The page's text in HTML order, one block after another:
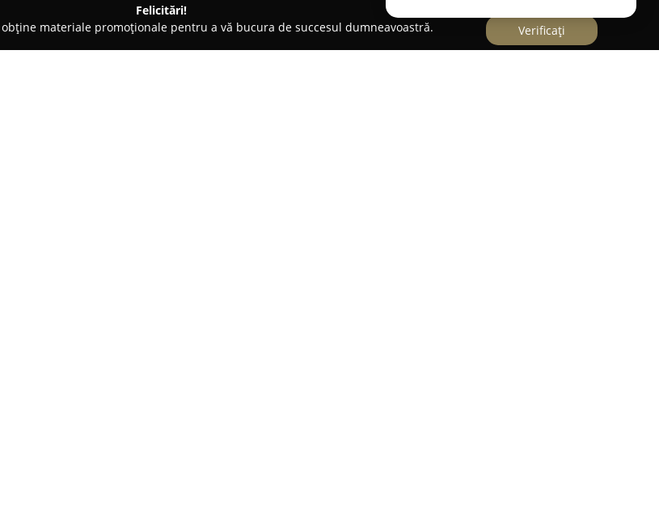
Felicitări!
materiale promoționale pentru a vă bucura de succesul dumneavoastră.
Verificați